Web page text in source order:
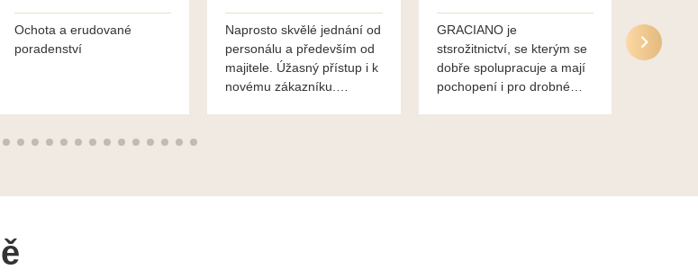
Ochota a erudované
poradenství
Naprosto skvělé jednání od
personálu a především od
majitele. Úžasný přístup i k
novému zákazníku.
GRACIANO je
stsrožitnictví, se kterým se
dobře spolupracuje a mají
pochopení i pro drobné
Služby
jsou po